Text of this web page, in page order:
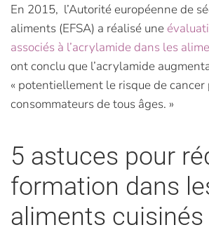
En 2015, l’Autorité européenne de
aliments (EFSA) a réalisé une
associés à l’acrylamide dans les
ont conclu que l’acrylamide
« potentiellement le risque de cancer
consommateurs de tous âges. »
5 astuces pour
formation dans
aliments cuisinés